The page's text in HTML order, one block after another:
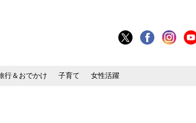
行＆おでかけ 子育て 女性活躍